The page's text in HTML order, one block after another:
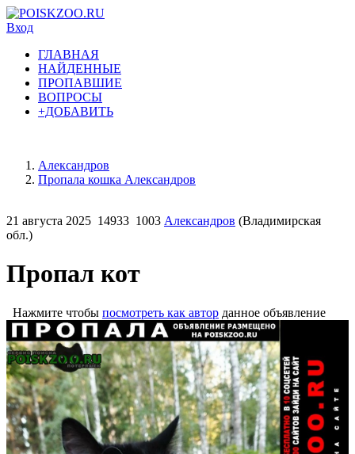
Вход
ГЛАВНАЯ
НАЙДЕННЫЕ
ПРОПАВШИЕ
ВОПРОСЫ
+ДОБАВИТЬ
Александров
Пропала кошка Александров
21 августа 2025 14933 1003 Александров (Владимирская
обл.)
Пропал кот
Нажмите чтобы посмотреть как автор данное объявление